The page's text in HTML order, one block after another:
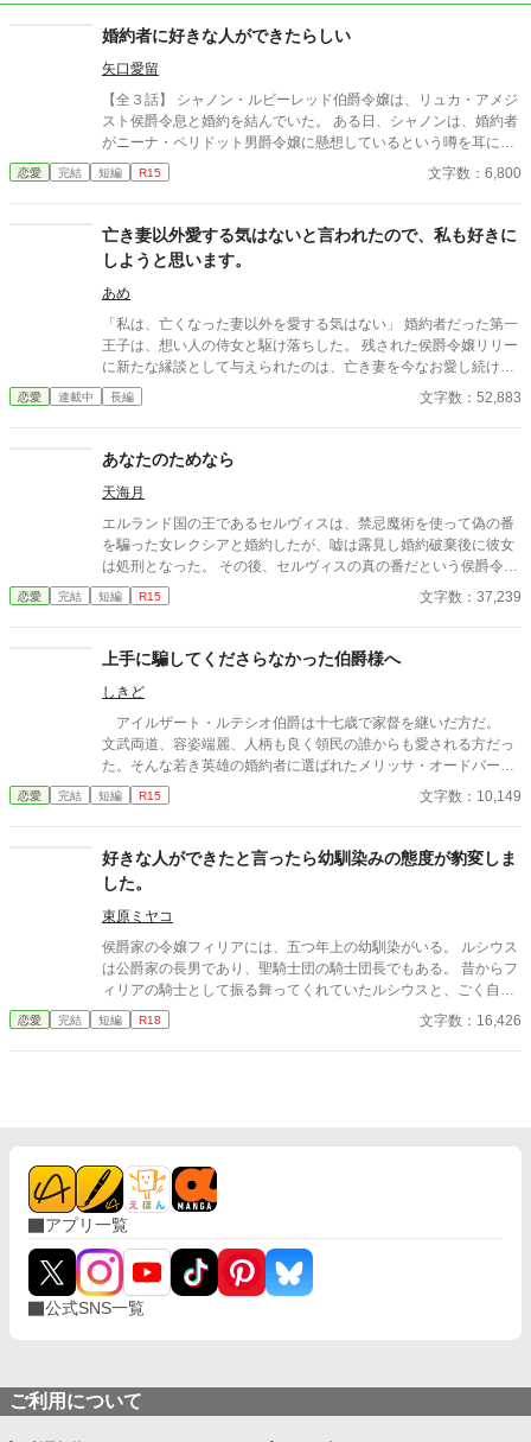
婚約者に好きな人ができたらしい
矢口愛留
【全３話】 シャノン・ルビーレッド伯爵令嬢は、リュカ・アメジ
スト侯爵令息と婚約を結んでいた。 ある日、シャノンは、婚約者
がニーナ・ペリドット男爵令嬢に懸想しているという噂を耳にす
る。 シャノンは断罪を回避するため、リュカとの婚約を円満に解
消しようとするが――。 ※ エブリスタに習作として掲載したもの
恋愛 完結 短編 R15 文字数：6,800
亡き妻以外愛する気はないと言われたので、私も好きに
しようと思います。
あめ
「私は、亡くなった妻以外を愛する気はない」 婚約者だった第一
王子は、想い人の侍女と駆け落ちした。 残された侯爵令嬢リリー
に新たな縁談として与えられたのは、亡き妻を今なお愛し続ける
英雄・辺境伯ヴィンセント。 「君を愛することはない」 そう言い
切る夫に、リリーは静かに微笑んで頷いた。 彼女にもまた、胸の
を忘れられないまま始まった、冷え切った政略結婚。 しかし、使
用人や領民から慕われるリリーの優しさに触れるうち、ヴィンセ
ントの凍てついた心は少しずつ変わり始める。 ――気付けば、彼
女の笑顔を守りたいと思うほどに。 だが、その矢先。 ヴィンセン
トは、リリーが一人の男と親しげに語り合う姿を目撃してしま
う。 「あの男は誰だ」 「私の初恋の人です。……今も、その人だ
そんな夫を見つめ、リリーは不思議そうに首を傾げた。 「旦那様
い続ける女。 叶わないであろう恋に身を焦がす、すれ違い夫婦の
物語。
恋愛 連載中 長編 文字数：52,883
あなたのためなら
天海月
エルランド国の王であるセルヴィスは、禁忌魔術を使って偽の番
を騙った女レクシアと婚約したが、嘘は露見し婚約破棄後に彼女
は処刑となった。 その後、セルヴィスの真の番だという侯爵令嬢
アメリアが現れ、二人は婚姻を結んだ。 アメリアは心からセルヴ
ィスを愛し、彼からの愛を求めた。 しかし、今のセルヴィスは彼
リアは、セルヴィスが愛してくれないのは自分の行いが悪いから
に違いないと自らを責めはじめ、次第に歯車が狂っていく。 全て
は偽の番に過度のショックを受けたセルヴィスが、衝動的に行っ
てしまった或ることが原因だった・・・。
恋愛 完結 短編 R15 文字数：37,239
上手に騙してくださらなかった伯爵様へ
しきど
アイルザート・ルテシオ伯爵は十七歳で家督を継いだ方だ。
文武両道、容姿端麗、人柄も良く領民の誰からも愛される方だっ
た。そんな若き英雄の婚約者に選ばれたメリッサ・オードバーン
子爵令嬢は、自身を果報者と信じて疑っていなかった。 彼が屋
敷のメイドと関係を持っていると知る事になる、その時までは。
るつもりだった。分かっていてそれでも、許せなかった。 メリ
ッサにとってアイルザートは、本心から愛した人だったから。
恋愛 完結 短編 R15 文字数：10,149
好きな人ができたと言ったら幼馴染みの態度が豹変しま
した。
束原ミヤコ
侯爵家の令嬢フィリアには、五つ年上の幼馴染がいる。 ルシウス
は公爵家の長男であり、聖騎士団の騎士団長でもある。 昔からフ
ィリアの騎士として振る舞ってくれていたルシウスと、ごく自然
に婚約者になっていた。 しかし、ある日の夜会で、「ルシウス様
はわがままな妹と結婚をしなければならず、可哀想」という噂話
恋愛 完結 短編 R18 文字数：16,426
アプリ一覧
公式SNS一覧
ご利用について